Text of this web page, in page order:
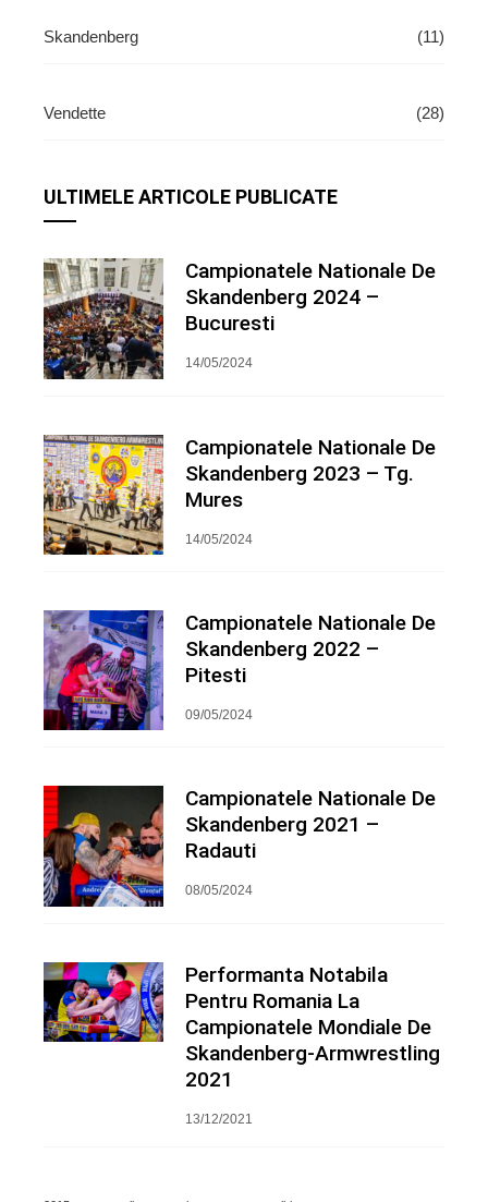
Skandenberg (11)
Vendette (28)
ULTIMELE ARTICOLE PUBLICATE
Campionatele Nationale De
Skandenberg 2024 –
Bucuresti
14/05/2024
Campionatele Nationale De
Skandenberg 2023 – Tg.
Mures
14/05/2024
Campionatele Nationale De
Skandenberg 2022 –
Pitesti
09/05/2024
Campionatele Nationale De
Skandenberg 2021 –
Radauti
08/05/2024
Performanta Notabila
Pentru Romania La
Campionatele Mondiale De
Skandenberg-Armwrestling
2021
13/12/2021